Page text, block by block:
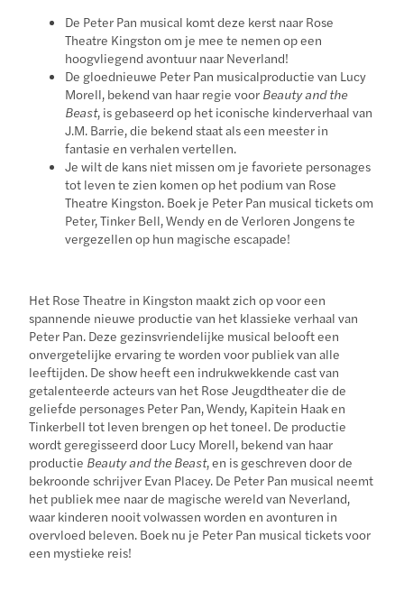
De Peter Pan musical komt deze kerst naar Rose
Theatre Kingston om je mee te nemen op een
hoogvliegend avontuur naar Neverland!
De gloednieuwe Peter Pan musicalproductie van Lucy
Morell, bekend van haar regie voor Beauty and the
Beast, is gebaseerd op het iconische kinderverhaal van
J.M. Barrie, die bekend staat als een meester in
fantasie en verhalen vertellen.
Je wilt de kans niet missen om je favoriete personages
tot leven te zien komen op het podium van Rose
Theatre Kingston. Boek je Peter Pan musical tickets om
Peter, Tinker Bell, Wendy en de Verloren Jongens te
vergezellen op hun magische escapade!
Het Rose Theatre in Kingston maakt zich op voor een
spannende nieuwe productie van het klassieke verhaal van
Peter Pan. Deze gezinsvriendelijke musical belooft een
onvergetelijke ervaring te worden voor publiek van alle
leeftijden. De show heeft een indrukwekkende cast van
getalenteerde acteurs van het Rose Jeugdtheater die de
geliefde personages Peter Pan, Wendy, Kapitein Haak en
Tinkerbell tot leven brengen op het toneel. De productie
wordt geregisseerd door Lucy Morell, bekend van haar
productie Beauty and the Beast, en is geschreven door de
bekroonde schrijver Evan Placey. De Peter Pan musical neemt
het publiek mee naar de magische wereld van Neverland,
waar kinderen nooit volwassen worden en avonturen in
overvloed beleven. Boek nu je Peter Pan musical tickets voor
een mystieke reis!